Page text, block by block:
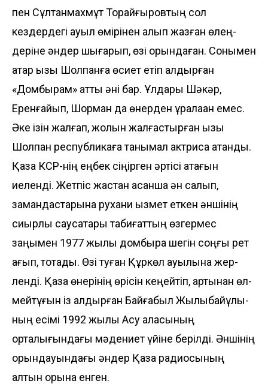
пен Сұлтанмахмұт Торай­ғыровтың сол
кездердегі ауыл өмірінен алып жазған өлең­­
деріне әндер шығарып, өзі орындаған. Сонымен
қатар қызы Шолпанға өсиет етіп қалдырған
«Домбырам» атты әні бар. Ұлдары Шәкәр,
Еренғайып, Шорман да өнерден құралақан емес.
Әке ізін жалғап, жолын жал­ғастырған қызы
Шолпан рес­публикаға танымал актри­са атанды.
Қазақ КСР-нің ең­бек сіңірген әртісі ата­ғын
иеленді. Жетпіс жастан ас­қан­­ша ән салып,
замандас­та­рына рухани қызмет еткен әнші­нің
сиқырлы саусақтары таби­ғат­тың өзгер­мес
заңымен 1977 жылы домбыра шегін соңғы рет
қағып, тоқтады. Өзі туған Құркөл ауылына жер­
ленді. Қазақ өнерінің өрі­сін кеңейтіп, артынан өл­
мейтұғын із қалдырған Бай­ға­был Жылқыбайұлы­
ның есімі 1992 жылы Ақсу қала­сының
орталығындағы мәде­ниет үйіне берілді. Әнші­­нің
орындауындағы әндер Қазақ радиосының
алтын қо­ры­на енген.